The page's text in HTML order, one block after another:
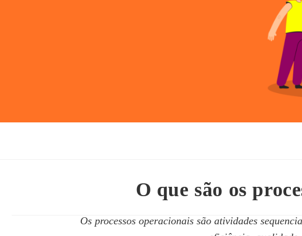
O que são os
Os processos operacionais são atividades